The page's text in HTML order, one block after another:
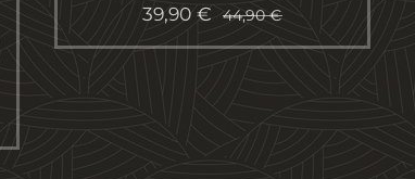
39,90 € 44,90€